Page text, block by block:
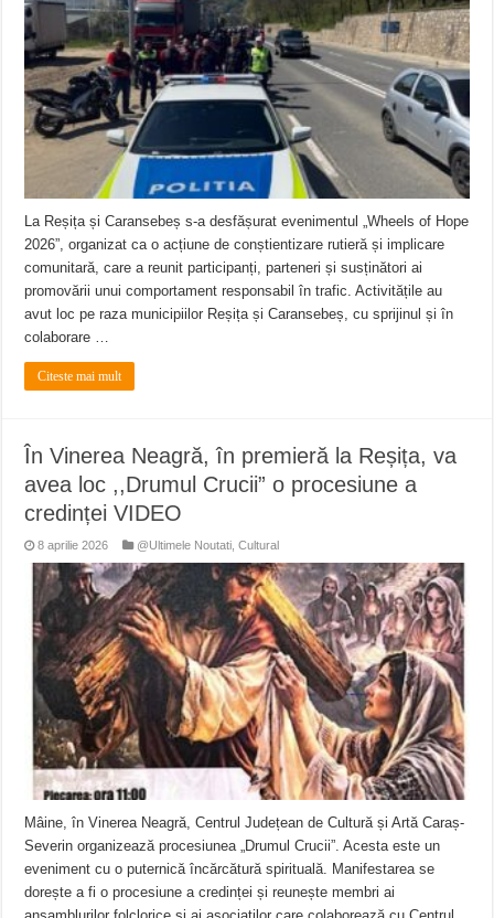
Anunț important – Închidere temporară Podul de Piatră din Herculane
Ștrandul Termal Ring din Oravița – locul unde natura a ascuns un izvor de
La Reșița și Caransebeș s-a desfășurat evenimentul „Wheels of Hope
2026”, organizat ca o acțiune de conștientizare rutieră și implicare
comunitară, care a reunit participanți, parteneri și susținători ai
promovării unui comportament responsabil în trafic. Activitățile au
avut loc pe raza municipiilor Reșița și Caransebeș, cu sprijinul și în
colaborare …
Citeste mai mult
În Vinerea Neagră, în premieră la Reșița, va
avea loc ,,Drumul Crucii” o procesiune a
credinței VIDEO
8 aprilie 2026 @Ultimele Noutati ,Cultural
Mâine, în Vinerea Neagră, Centrul Județean de Cultură și Artă Caraș-
Severin organizează procesiunea „Drumul Crucii”. Acesta este un
eveniment cu o puternică încărcătură spirituală. Manifestarea se
dorește a fi o procesiune a credinței și reunește membri ai